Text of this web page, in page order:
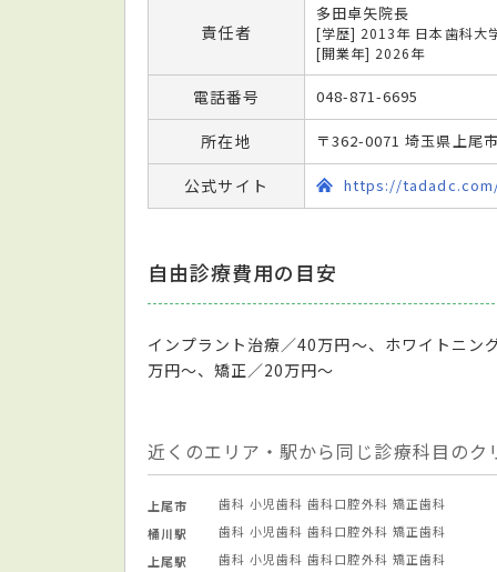
責任者
多田卓矢院長
[学歴] 2013年 日本歯科大
[開業年] 2026年
電話番号 048-871-6695
所在地 〒362-0071 埼玉県上尾
公式サイト https://
自由診療費用の目安
インプラント治療／40万円～、ホワイトニン
万円～、矯正／20万円～
近くのエリア・駅から同じ診療科目のク
上尾市 歯科 小児歯科 歯科口腔外科 矯正歯科
桶川駅
歯科 小児歯科 歯科口腔外科 矯正歯科
上尾駅
歯科 小児歯科 歯科口腔外科 矯正歯科